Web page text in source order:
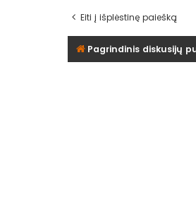
Eiti į išplėstinę paiešką
Pagrindinis diskusijų